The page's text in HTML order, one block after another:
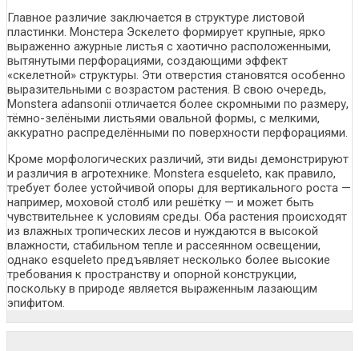
Главное различие заключается в структуре листовой
пластинки. Монстера Эскелето формирует крупные, ярко
выраженно ажурные листья с хаотично расположенными,
вытянутыми перфорациями, создающими эффект
«скелетной» структуры. Эти отверстия становятся особенно
выразительными с возрастом растения. В свою очередь,
Monstera adansonii отличается более скромными по размеру,
тёмно-зелёными листьями овальной формы, с мелкими,
аккуратно распределёнными по поверхности перфорациями.
Кроме морфологических различий, эти виды демонстрируют
и различия в агротехнике. Monstera esqueleto, как правило,
требует более устойчивой опоры для вертикального роста —
например, моховой столб или решётку — и может быть
чувствительнее к условиям среды. Оба растения происходят
из влажных тропических лесов и нуждаются в высокой
влажности, стабильном тепле и рассеянном освещении,
однако esqueleto предъявляет несколько более высокие
требования к пространству и опорной конструкции,
поскольку в природе является выраженным лазающим
эпифитом.